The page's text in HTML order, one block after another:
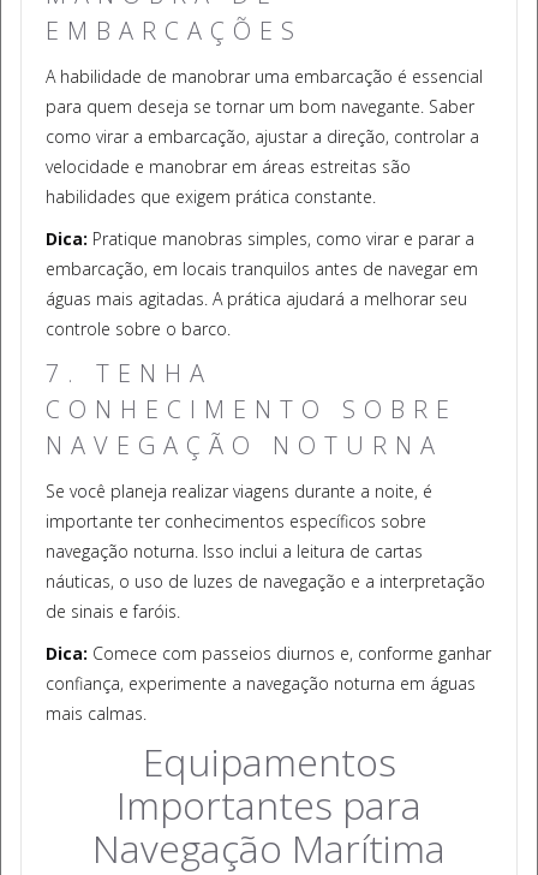
EMBARCAÇÕES
A habilidade de manobrar uma embarcação é essencial
para quem deseja se tornar um bom navegante. Saber
como virar a embarcação, ajustar a direção, controlar a
velocidade e manobrar em áreas estreitas são
habilidades que exigem prática constante.
Dica: Pratique manobras simples, como virar e parar a
embarcação, em locais tranquilos antes de navegar em
águas mais agitadas. A prática ajudará a melhorar seu
controle sobre o barco.
7. TENHA
CONHECIMENTO SOBRE
NAVEGAÇÃO NOTURNA
Se você planeja realizar viagens durante a noite, é
importante ter conhecimentos específicos sobre
navegação noturna. Isso inclui a leitura de cartas
náuticas, o uso de luzes de navegação e a interpretação
de sinais e faróis.
Dica: Comece com passeios diurnos e, conforme ganhar
confiança, experimente a navegação noturna em águas
mais calmas.
Equipamentos
Importantes para
Navegação Marítima